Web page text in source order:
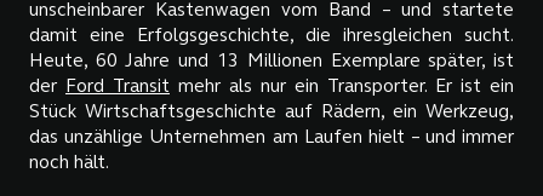
unscheinbarer Kastenwagen vom Band – und startete
damit eine Erfolgsgeschichte, die ihresgleichen sucht.
Heute, 60 Jahre und 13 Millionen Exemplare später, ist
der
Ford Transit mehr als nur ein Transporter. Er ist ein
Stück Wirtschaftsgeschichte auf Rädern, ein Werkzeug,
das unzählige Unternehmen am Laufen hielt – und immer
noch hält.